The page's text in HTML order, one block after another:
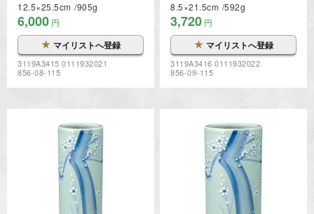
12.5×25.5cm 905g
6,000 円
★ マイリストへ登録
3119A3415 0111932021
856-08-115
8.5×21.5cm 592g
3,720 円
★ マイリストへ登録
3119A3416 0111932022
856-09-115